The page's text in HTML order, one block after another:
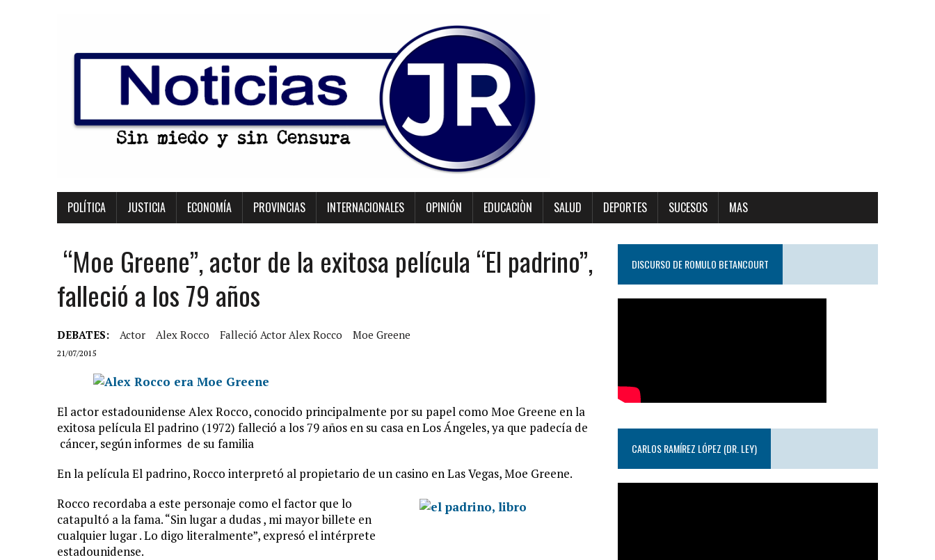
POLÍTICA JUSTICIA ECONOMÍA PROVINCIAS INTERNACIONALES OPINIÓN EDUCACIÒN SALUD DEPORTES SUCESOS MAS
“Moe Greene”, actor de la exitosa película “El padrino”,
falleció a los 79 años
DEBATES: Actor Alex Rocco Falleció Actor Alex Rocco Moe Greene
21/07/2015
El actor estadounidense Alex Rocco, conocido principalmente por su papel como Moe Greene en la
exitosa película El padrino (1972) falleció a los 79 años en su casa en Los Ángeles, ya que padecía de
cáncer, según informes de su familia
En la película El padrino, Rocco interpretó al propietario de un casino en Las Vegas, Moe Greene.
Rocco recordaba a este personaje como el factor que lo
catapultó a la fama. “Sin lugar a dudas , mi mayor billete en
cualquier lugar . Lo digo literalmente”, expresó el intérprete
estadounidense.
DISCURSO DE ROMULO BETANCOURT
CARLOS RAMÍREZ LÓPEZ (DR. LEY)